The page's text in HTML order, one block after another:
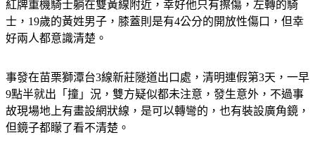
紅牌重機騎士躺在雙黃線附近，幸好他只有擦傷，左轉的騎
士，19歲的黃姓男子，膝蓋則是有4公分的開放性傷口，但幸
好兩人都意識清楚。
事發在苗栗獅潭台3線新莊隧道出口處，清明連假第3天，一早
9點半就出「撞」況，雙方疑似都未注意，發生意外，不過事
故現場地上有畫設網狀線，是可以轉彎的，也有裝設廣角鏡，
但鏡子都矇了看不清楚。